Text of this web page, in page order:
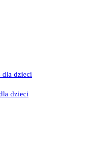
dla dzieci
dzieci